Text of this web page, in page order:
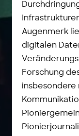
Augenmerk
digitalen
Forschung